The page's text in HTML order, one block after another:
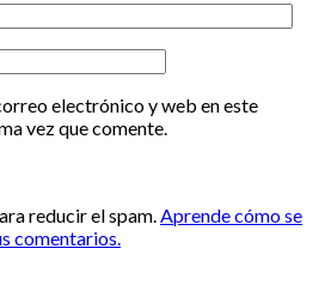
electrónico y web en este
vez que comente.
reducir el spam.Aprende cómo se
comentarios.